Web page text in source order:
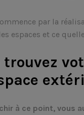
par la
espaces et ce
trouvez
à ce point, vous